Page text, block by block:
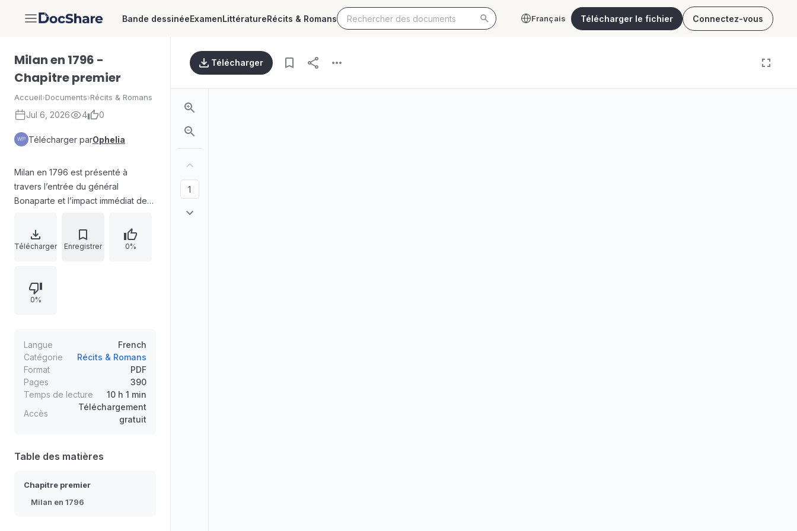
DocShare Bande dessinéeExamenLittératureRécits & Romans Français Télécharger le fichier Connectez-vous
Milan en 1796 -
Chapitre premier
Accueil›Documents›Récits & Romans
Jul 6, 2026 4 0
Télécharger parOphelia
Milan en 1796 est présenté à
travers l’entrée du général
Bonaparte et l’impact immédiat de
marquée par les habitudes
autrichiennes et par un ordre
comportements joyeux des soldats,
décrit les contraintes sociales et
caricature, affiches et fêtes. La
contribution de guerre bouleverse
les esprits et accélère la rupture
des idées anciennes.
Télécharger Enregistrer 0%
0%
Langue
French
Catégorie
Récits & Romans
Format
PDF
Pages
390
Temps de lecture
10 h 1 min
Accès
Téléchargement
gratuit
Table des matières
Chapitre premier
Milan en 1796
Télécharger